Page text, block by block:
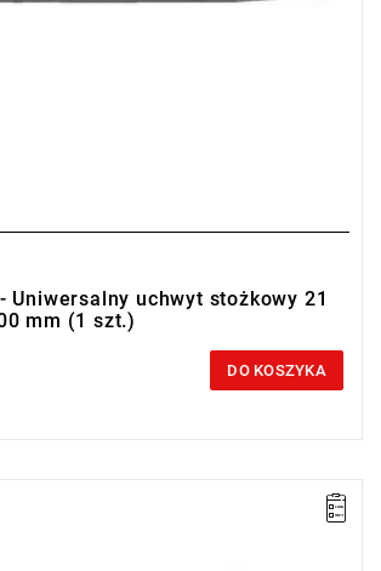
Uniwersalny uchwyt stożkowy 21
mm (1 szt.)
DO KOSZYKA
zagęszczania gruntu i podsypki przed wylaniem